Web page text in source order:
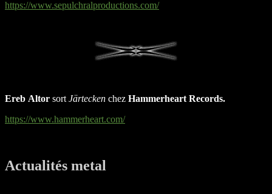
https://www.sepulchralproductions.com/
Ereb Altor sort Järtecken chez Hammerheart Records.
https://www.hammerheart.com/
Actualités metal